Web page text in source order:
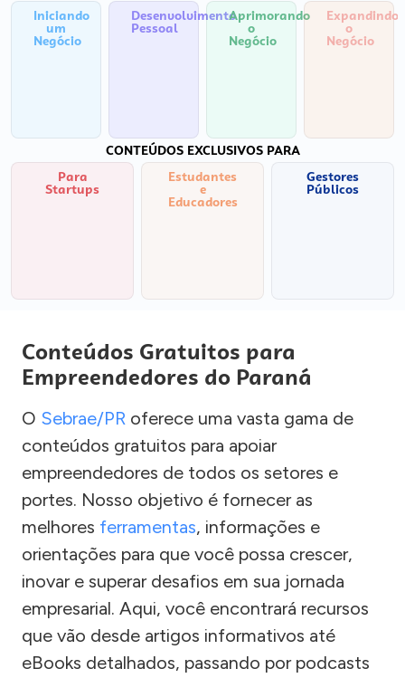
Iniciando
um
Negócio
Desenvolvimento
Pessoal
Aprimorando
o
Negócio
Expandindo
o
Negócio
CONTEÚDOS EXCLUSIVOS PARA
Para
Startups
Estudantes
e
Educadores
Gestores
Públicos
Conteúdos Gratuitos para
Empreendedores do Paraná
O Sebrae/PR oferece uma vasta gama de
conteúdos gratuitos para apoiar
empreendedores de todos os setores e
portes. Nosso objetivo é fornecer as
melhores ferramentas, informações e
orientações para que você possa crescer,
inovar e superar desafios em sua jornada
empresarial. Aqui, você encontrará recursos
que vão desde artigos informativos até
eBooks detalhados, passando por podcasts